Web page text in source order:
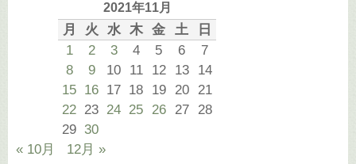
2021年11月
月 火 水 木 金 土
日
1
2 3 4 5 6
7
8
9 10 11 12 13
14
15 16 17 18 19 20
21
22 23 24 25 26 27
28
29 30
« 10月
12月 »